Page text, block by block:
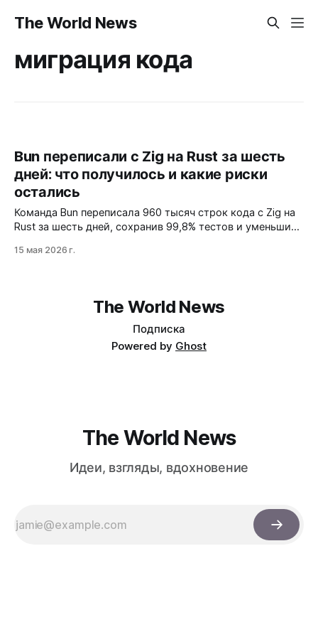
The World News
миграция кода
Bun переписали с Zig на Rust за шесть
дней: что получилось и какие риски
остались
Команда Bun переписала 960 тысяч строк кода с Zig на
Rust за шесть дней, сохранив 99,8% тестов и уменьшив
блока unsafe, что ставит под вопрос обещания Rust о
15 мая 2026 г.
The World News
Подписка
Powered by Ghost
The World News
Идеи, взгляды, вдохновение